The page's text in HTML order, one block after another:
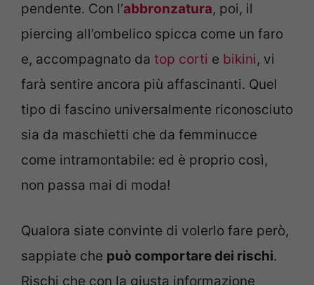
pendente. Con l’abbronzatura, poi, il
piercing all’ombelico spicca come un faro
e, accompagnato da top corti e bikini, vi
farà sentire ancora più affascinanti. Quel
tipo di fascino universalmente riconosciuto
sia da maschietti che da femminucce
come intramontabile: ed è proprio così,
non passa mai di moda!
Qualora siate convinte di volerlo fare però,
sappiate che può comportare dei rischi.
Rischi che con la giusta informazione